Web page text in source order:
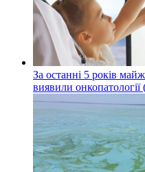
За останні 5 років
виявили онкопатології